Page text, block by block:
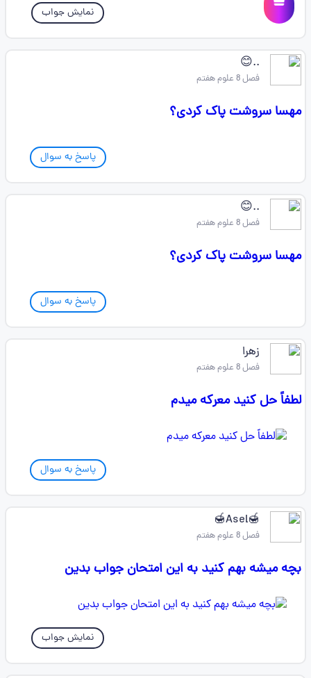
نمایش جواب
..😊
فصل 8 علوم هفتم
مهسا سروشت پاک کردی؟
پاسخ به سوال
..😊
فصل 8 علوم هفتم
مهسا سروشت پاک کردی؟
پاسخ به سوال
زهرا
فصل 8 علوم هفتم
لطفاً حل کنید معرکه میدم
پاسخ به سوال
🍯Asel🍯
فصل 8 علوم هفتم
بچه میشه بهم کنید به این امتحان جواب بدین
نمایش جواب